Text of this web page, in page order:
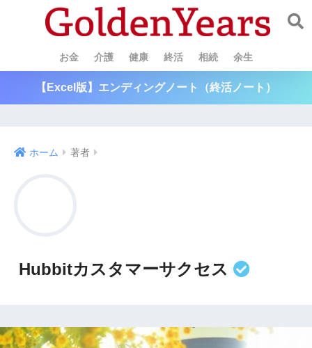
お金 介護 健康 終活 相続 余生
【Excel版】エンディングノート（終活ノート）
ホーム 著者
Hubbitカスタマーサクセス